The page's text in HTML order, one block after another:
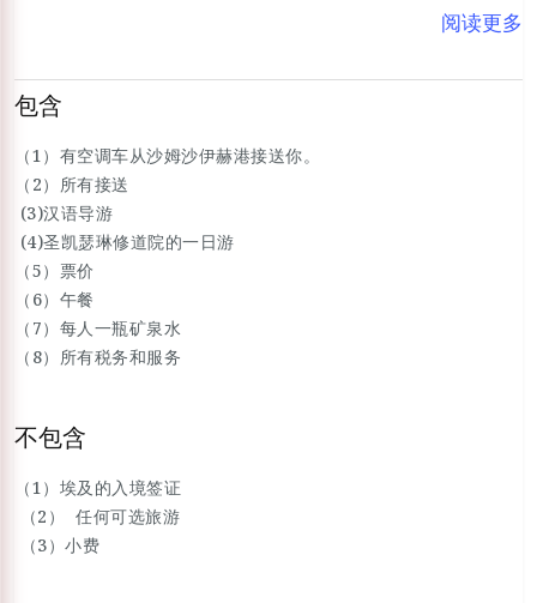
阅读更多
包含
（1）有空调车从沙姆沙伊赫港接送你。
（2）所有接送
(3)汉语导游
(4)圣凯瑟琳修道院的一日游
（5）票价
（6）午餐
（7）每人一瓶矿泉水
（8）所有税务和服务
不包含
（1）埃及的入境签证
（2） 任何可选旅游
（3）小费